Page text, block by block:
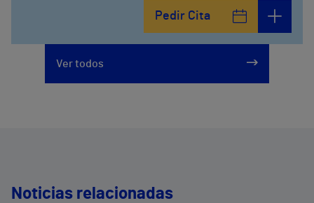
Pedir Cita
Ver todos
Noticias relacionadas